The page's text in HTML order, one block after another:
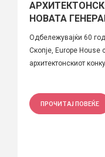
НОВАТА
Одбележувајќи 60
Скопје, Europe House
архитектонскиот
ПРОЧИТАЈ ПОВЕЌЕ